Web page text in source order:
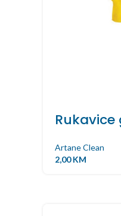
Rukavice
Artane Clean
2,00KM